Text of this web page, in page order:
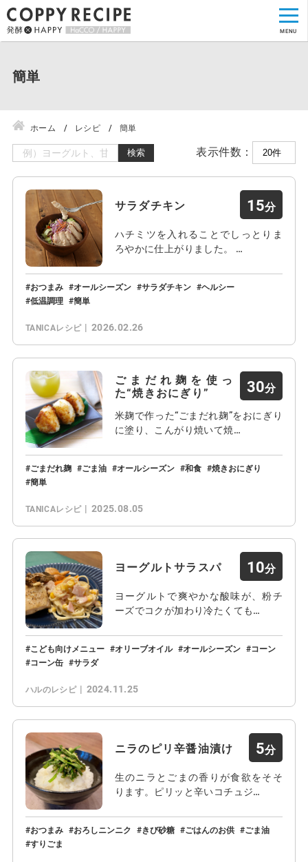
簡単
ホーム レシピ 簡単
検索 表示件数：
サラダチキン 15
ハチミツを入れることでしっとりま
ろやかに仕上がりました。 …
おつまみ オールシーズン サラダチキン
ヘルシー
低温調理
簡単
TANICAレシピ 2026.02.26
ごまだれ麹を使っ
た“焼きおにぎり”
30
米麹で作った“ごまだれ麹”をおにぎり
に塗り、こんがり焼いて焼…
ごまだれ麹 ごま油 オールシーズン 和食
焼きおにぎり
簡単
TANICAレシピ 2025.08.05
ヨーグルトサラスパ 10
ヨーグルトで爽やかな酸味が、粉チ
ーズでコクが加わり冷たくても…
こども向けメニュー オリーブオイル オールシーズン
コーン
コーン缶
サラダ
ハルのレシピ 2024.11.25
ニラのピリ辛醤油漬け 5
生のニラとごまの香りが食欲をそそ
ります。ピリッと辛いコチュジ…
おつまみ おろしニンニク きび砂糖 ごはんのお供
ごま油
すりごま